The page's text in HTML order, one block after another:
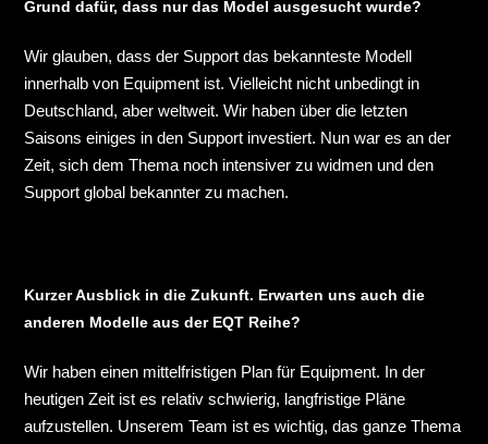
Grund dafür, dass nur das Model ausgesucht wurde?
Wir glauben, dass der Support das bekannteste Modell
innerhalb von Equipment ist. Vielleicht nicht unbedingt in
Deutschland, aber weltweit. Wir haben über die letzten
Saisons einiges in den Support investiert. Nun war es an der
Zeit, sich dem Thema noch intensiver zu widmen und den
Support global bekannter zu machen.
Kurzer Ausblick in die Zukunft. Erwarten uns auch die
anderen Modelle aus der EQT Reihe?
Wir haben einen mittelfristigen Plan für Equipment. In der
heutigen Zeit ist es relativ schwierig, langfristige Pläne
aufzustellen. Unserem Team ist es wichtig, das ganze Thema